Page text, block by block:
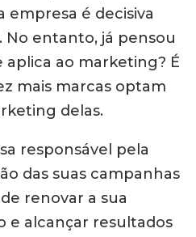
empresa é decisiva
No entanto, já pensou
aplica ao marketing? É
mais marcas optam
delas.
responsável pela
das suas campanhas
renovar a sua
e alcançar resultados